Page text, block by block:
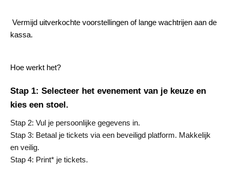
Vermijd uitverkochte voorstellingen of lange wachtrijen aan de
kassa.
Hoe werkt het?
Stap 1: Selecteer het evenement van je keuze en
kies een stoel.
Stap 2: Vul je persoonlijke gegevens in.
Stap 3: Betaal je tickets via een beveiligd platform. Makkelijk
en veilig.
Stap 4: Print* je tickets.